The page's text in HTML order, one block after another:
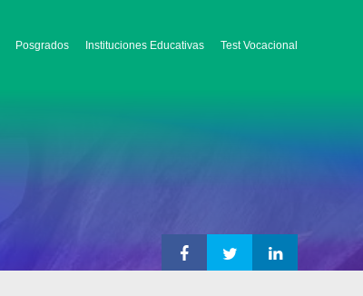
Posgrados Instituciones Educativas Test Vocacional